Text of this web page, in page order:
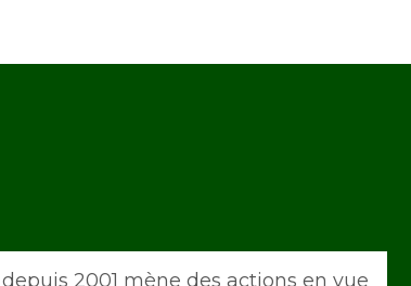
2001 mène des actions en vue